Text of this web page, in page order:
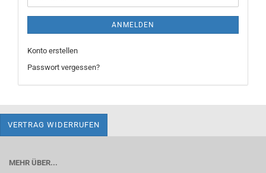
ANMELDEN
Konto erstellen
Passwort vergessen?
VERTRAG WIDERRUFEN
MEHR ÜBER...